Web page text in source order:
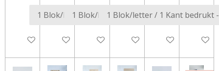
Bekijk detailsBekijk detailsBekijk detailsBekijk detailsBekijk detailsBekijk